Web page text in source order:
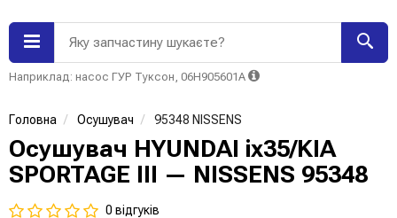
Яку запчастину шукаєте?
Наприклад: насос ГУР Туксон, 06H905601A
Головна Осушувач 95348 NISSENS
Осушувач HYUNDAI ix35/KIA
SPORTAGE III — NISSENS 95348
0 відгуків